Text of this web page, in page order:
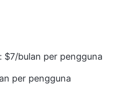
: $7/bulan per pengguna
per pengguna